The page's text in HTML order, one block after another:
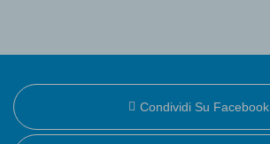
Condividi Su Facebook